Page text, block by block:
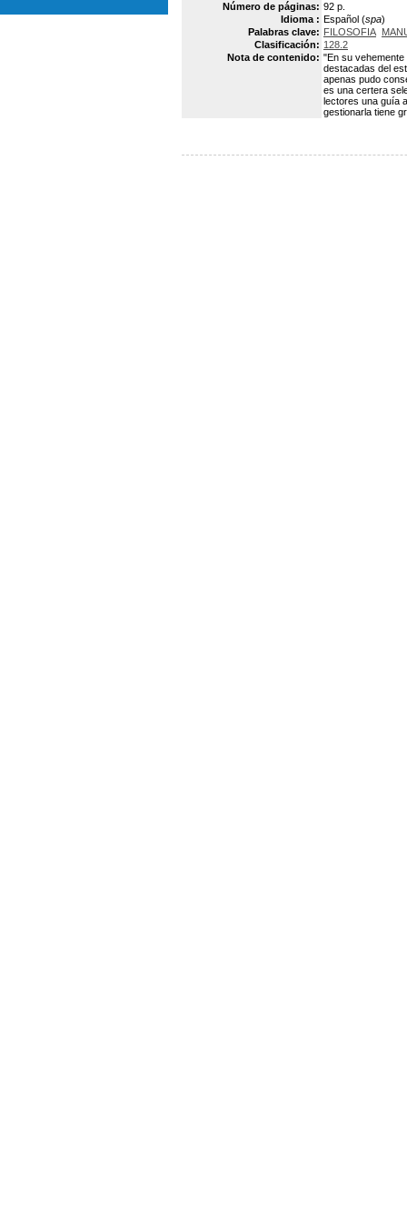
Número de páginas: 92 p.
Idioma : Español (spa)
Palabras clave: FILOSOFIA
Clasificación: 128.2
Nota de contenido: "En su
destacadas del
apenas pudo
es una certera
lectores una guía
gestionarla tiene